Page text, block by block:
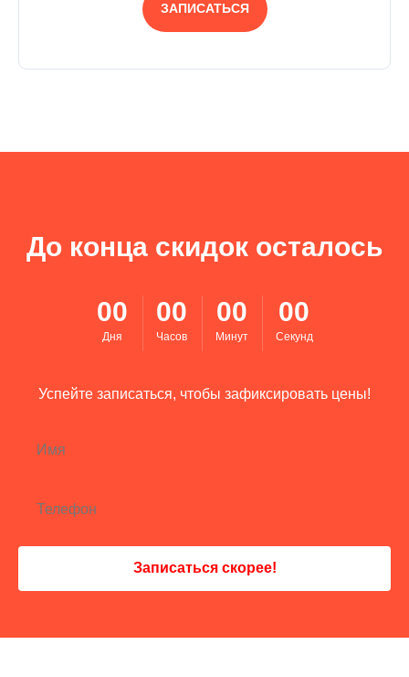
ЗАПИСАТЬСЯ
До конца скидок осталось
00
Дня
00
Часов
00
Минут
00
Секунд
Успейте записаться, чтобы зафиксировать цены!
Записаться скорее!